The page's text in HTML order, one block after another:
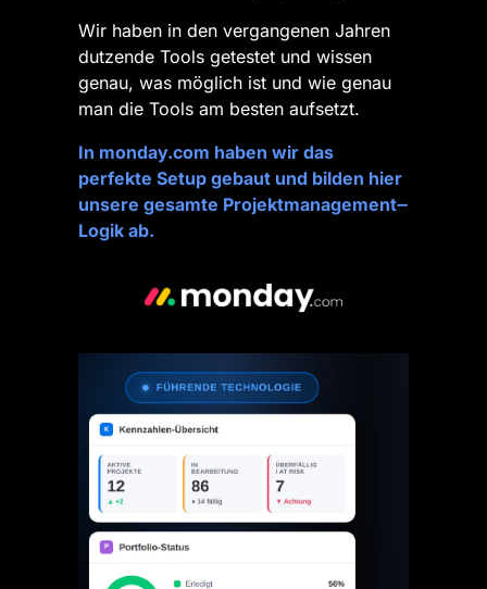
Wir haben in den vergangenen Jahren
dutzende Tools getestet und wissen
genau, was möglich ist und wie genau
man die Tools am besten aufsetzt.
In monday.com haben wir
perfekte Setup gebaut und bilden
unsere gesamte Projektmanagement‒
Logik ab.